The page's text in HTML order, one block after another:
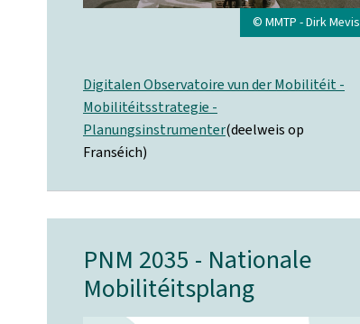
© MMTP - Dirk Mevis
Digitalen Observatoire vun der Mobilitéit -
Mobilitéitsstrategie -
Planungsinstrumenter(deelweis op
Franséich)
PNM 2035 - Nationale
Mobilitéitsplang